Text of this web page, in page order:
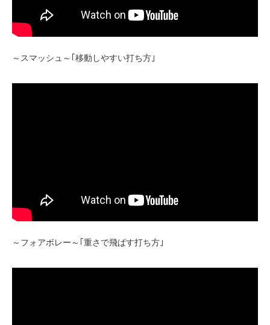
～スマッシュ～｢移動しやすい打ち方｣
～フォアボレー～｢重さで飛ばす打ち方｣